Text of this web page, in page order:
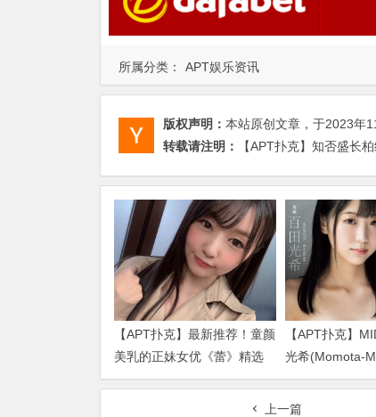
所属分类： APT娱乐资讯
版权声明： 本站原创文章，于2023年
转载请注明：
【APT扑克】知否盛长
【APT扑克】最新推荐！童颜
美乳的正妹女优《蕾》精选
作品介绍……
【APT扑克】
光希(Momota-
品2024/01/02
上一篇